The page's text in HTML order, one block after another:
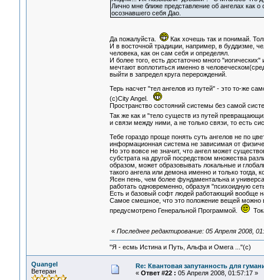
Лично мне ближе представление об ангелах как
осознавшего себя Дао.
Да пожалуйста.
Как хочешь так и понимай.
И в восточной традиции, например, в буддизме,
человека, как он сам себя и определял.
И более того, есть достаточно много
мечтают воплотиться именно в
выйти в запредел круга перерождений.
Терь насчет "тел ангелов из путей" - это то-же
(с)City Angel.
Пространство состояний системы без самой
Так же как и "тело существ из путей
и связи между ними, а не только связи, то есть
Тебе гораздо проще понять суть ангелов не по
информационная система не зависимая от
Но это вовсе не значит, что ангел может
субстрата на другой посредством множества
образом, может образовывать локальные и
такого ангела или демона именно и только тогда,
Ясен пень, чем более фундаментальна и
работать одновременно, образуя "психоидную
Есть и базовый софт людей работающий вообще
Самое смешное, что это положение вещей можно
предусмотрено Генеральной Программой.
« Последнее редактирование: 05 Апреля 2008,
"Я - есмь Истина и Путь, Альфа и Омега ..."(с)
Quangel
Ветеран
Re: Квантовая запутанность для
« Ответ #22 : 05 Апреля 2008, 01:57:17 »